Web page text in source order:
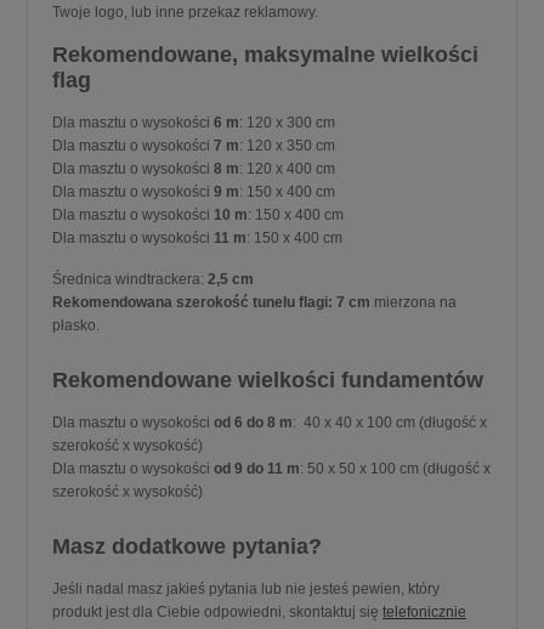
Twoje logo, lub inne przekaz reklamowy.
Rekomendowane, maksymalne wielkości
flag
Dla masztu o wysokości 6 m: 120 x 300 cm
Dla masztu o wysokości 7 m: 120 x 350 cm
Dla masztu o wysokości 8 m: 120 x 400 cm
Dla masztu o wysokości 9 m: 150 x 400 cm
Dla masztu o wysokości 10 m: 150 x 400 cm
Dla masztu o wysokości 11 m: 150 x 400 cm
Średnica windtrackera: 2,5 cm
Rekomendowana szerokość tunelu flagi: 7 cm mierzona na
płasko.
Rekomendowane wielkości fundamentów
Dla masztu o wysokości od 6 do 8 m: 40 x 40 x 100 cm (długość x
szerokość x wysokość)
Dla masztu o wysokości od 9 do 11 m: 50 x 50 x 100 cm (długość x
szerokość x wysokość)
Masz dodatkowe pytania?
Jeśli nadal masz jakieś pytania lub nie jesteś pewien, który
produkt jest dla Ciebie odpowiedni, skontaktuj się telefonicznie